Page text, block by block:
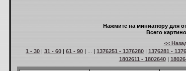
Нажмите на миниатюру для
Всего
<<
1 - 30 | 31 - 60 | 61 - 90 | ... | 1376251 - 1376280 | 1376281 -
1802611 - 1802640|